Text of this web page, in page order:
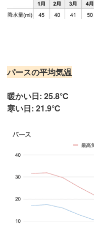
パースの平均気温
暖かい日: 25.8℃
寒い日: 21.9℃